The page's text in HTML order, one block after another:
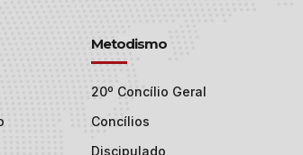
Metodismo
20º Concílio Geral
Concílios
Discipulado